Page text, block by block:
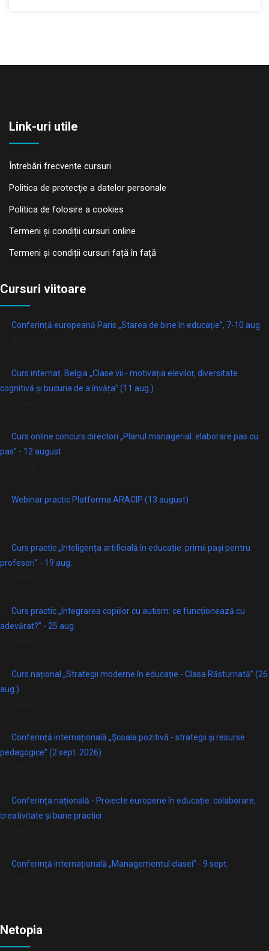
Link-uri utile
Întrebări frecvente cursuri
Politica de protecţie a datelor personale
Politica de folosire a cookies
Termeni și condiții cursuri online
Termeni și condiții cursuri față în față
Cursuri viitoare
Conferință europeană Paris „Starea de bine în educație”, 7-10 aug.
Curs internaț. Belgia „Clase vii - motivația elevilor, diversitate
cognitivă și bucuria de a învăța” (11 aug.)
Curs online concurs directori „Planul managerial: elaborare pas cu
pas” - 12 august
Webinar practic Platforma ARACIP (13 august)
Curs practic „Inteligența artificială în educație: primii pași pentru
profesori” - 19 aug.
Curs practic „Integrarea copiilor cu autism: ce funcționează cu
adevărat?” - 25 aug.
Curs național „Strategii moderne în educație - Clasa Răsturnată” (26
aug.)
Conferință internațională „Școala pozitivă - strategii și resurse
pedagogice” (2 sept. 2026)
Conferința națională - Proiecte europene în educație: colaborare,
creativitate și bune practici
Conferință internațională „Managementul clasei” - 9 sept.
Netopia